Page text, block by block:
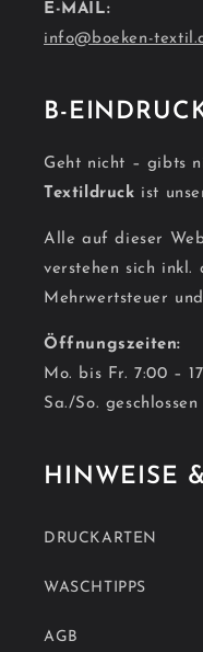
E-MAIL:
info@boeken-
B-
Geht nicht – gibts
Textildruck ist
Alle auf dieser
verstehen sich inkl.
Mehrwertsteuer
Öffnungszeiten:
Mo. bis Fr. 7:00 –
Sa./So. geschlossen
HINWEISE
DRUCKARTEN
WASCHTIPPS
AGB